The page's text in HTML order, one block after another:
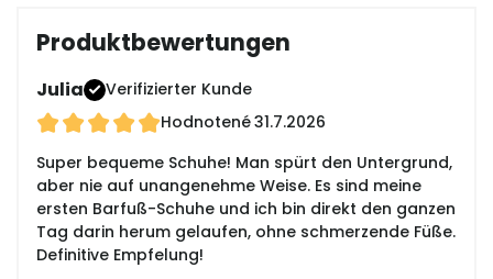
Produktbewertungen
Julia
Verifizierter Kunde
Hodnotené31.7.2026
Super bequeme Schuhe! Man spürt den Untergrund,
aber nie auf unangenehme Weise. Es sind meine
ersten Barfuß-Schuhe und ich bin direkt den ganzen
Tag darin herum gelaufen, ohne schmerzende Füße.
Definitive Empfelung!